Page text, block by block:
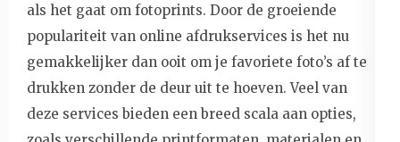
als het gaat om fotoprints. Door de groeiende
populariteit van online afdrukservices is het nu
gemakkelijker dan ooit om je favoriete foto’s af te
drukken zonder de deur uit te hoeven. Veel van
deze services bieden een breed scala aan opties,